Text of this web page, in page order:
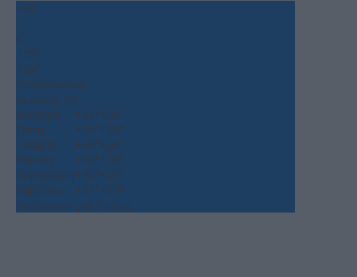
+34
°
C
+35°
+28°
Θεσσαλονίκη
Κυριακή, 09
Δευτέρα
+33°+26°
Τρίτη
+36°+25°
Τετάρτη
+38°+26°
Πέμπτη
+36°+26°
Παρασκευή+32°+25°
Σάββατο
+31°+23°
Πρόγνωση για 7 μέρες